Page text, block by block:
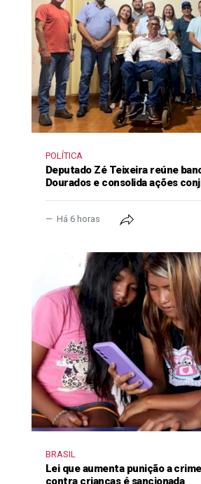
POLÍTICA
Deputado Zé Teixeira reúne
Dourados e consolida ações
Há 6 horas
BRASIL
Lei que aumenta punição a
contra crianças é sancionada